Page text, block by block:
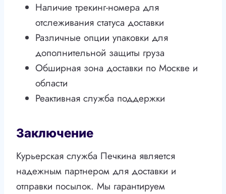
Наличие трекинг-номера для
отслеживания статуса доставки
Различные опции упаковки для
дополнительной защиты груза
Обширная зона доставки по Москве и
области
Реактивная служба поддержки
Заключение
Курьерская служба Печкина является
надежным партнером для доставки и
отправки посылок. Мы гарантируем